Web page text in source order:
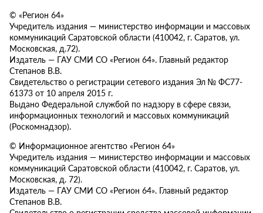
© «Регион 64»
Учредитель издания — министерство информации и массовых
коммуникаций Саратовской области (410042, г. Саратов, ул.
Московская, д.72).
Издатель — ГАУ СМИ СО «Регион 64». Главный редактор
Степанов В.В.
Свидетельство о регистрации сетевого издания Эл № ФС77-
61373 от 10 апреля 2015 г.
Выдано Федеральной службой по надзору в сфере связи,
информационных технологий и массовых коммуникаций
(Роскомнадзор).
© Информационное агентство «Регион 64»
Учредитель издания — министерство информации и массовых
коммуникаций Саратовской области (410042, г. Саратов, ул.
Московская, д. 72).
Издатель — ГАУ СМИ СО «Регион 64». Главный редактор
Степанов В.В.